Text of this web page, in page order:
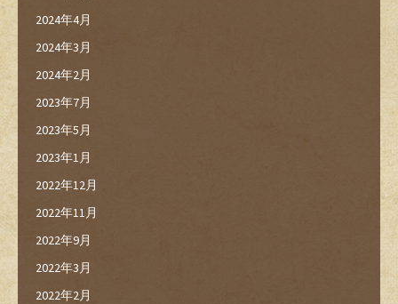
2024年4月
2024年3月
2024年2月
2023年7月
2023年5月
2023年1月
2022年12月
2022年11月
2022年9月
2022年3月
2022年2月